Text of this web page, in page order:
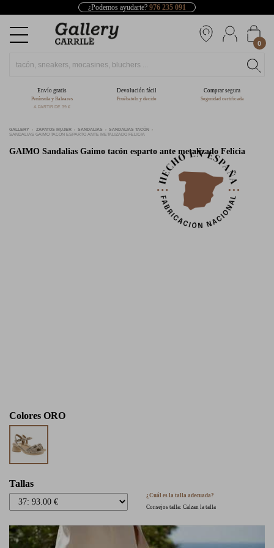
¿Podemos ayudarte? 976 235 091
0
Envío gratis
Península y Baleares
A PARTIR DE 39 €
Devolución fácil
Pruébatelo y decide
Comprar segura
Seguridad certificada
GALLERY ZAPATOS MUJER SANDALIAS
SANDALIAS TACÓN
SANDALIAS GAIMO TACÓN ESPARTO ANTE METALIZADO FELICIA
GAIMO Sandalias Gaimo tacón esparto ante metalizado Felicia
Colores ORO
Tallas
¿Cuál es la talla adecuada?
Consejos talla: Calzan la talla